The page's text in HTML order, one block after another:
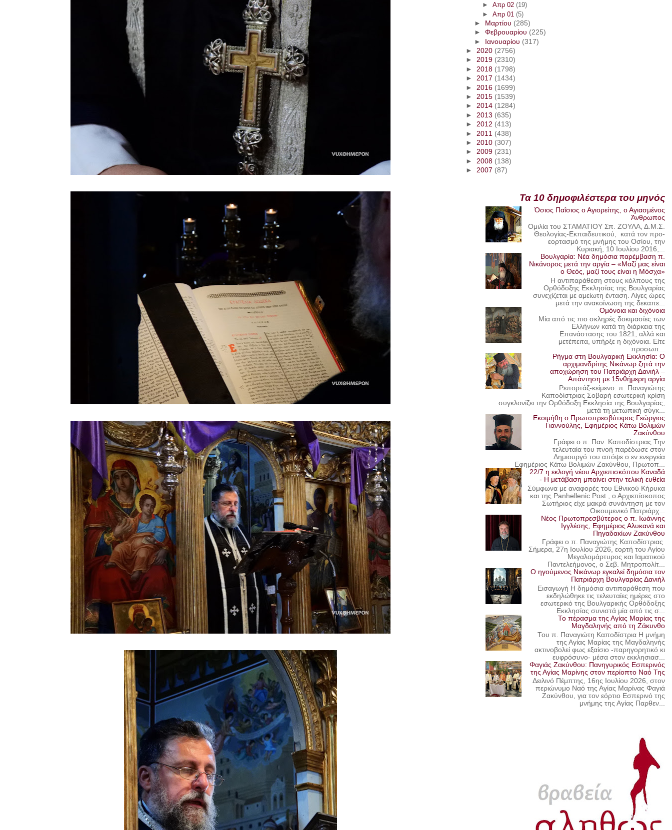
► Απρ 02 (19)
► Απρ 01 (5)
►
Μαρτίου (285)
► Φεβρουαρίου (225)
► Ιανουαρίου (317)
►2020 (2756)
►2019 (2310)
► 2018 (1798)
►2017 (1434)
► 2016 (1699)
► 2015 (1539)
►2014 (1284)
► 2013 (635)
►2012 (413)
► 2011 (438)
► 2010 (307)
►2009 (231)
► 2008 (138)
►2007 (87)
Τα 10 δημοφιλέστερα του μηνός
Όσιος Παΐσιος ο Αγιορείτης, ο Αγιασμένος
Άνθρωπος
Ομιλία του ΣΤΑΜΑΤΙΟΥ Σπ. ΖΟΥΛΑ, Δ.Μ.Σ.
Θεολογίας-Εκπαιδευτικού, κατά τον προ-
εορτασμό της μνήμης του Οσίου, την
Κυριακή, 10 Ιουλίου 2016,...
Βουλγαρία: Νέα δημόσια παρέμβαση π.
Νικάνορος μετά την αργία – «Μαζί μας είναι
ο Θεός, μαζί τους είναι η Μόσχα»
Η αντιπαράθεση στους κόλπους της
Ορθόδοξης Εκκλησίας της Βουλγαρίας
συνεχίζεται με αμείωτη ένταση. Λίγες ώρες
μετά την ανακοίνωση της δεκαπε...
Ομόνοια και διχόνοια
Μία από τις πιο σκληρές δοκιμασίες των
Ελλήνων κατά τη διάρκεια της
Επανάστασης του 1821, αλλά και
μετέπειτα, υπήρξε η διχόνοια. Είτε
προσωπ...
Ρήγμα στη Βουλγαρική Εκκλησία: Ο
αρχιμανδρίτης Νικάνωρ ζητά την
αποχώρηση του Πατριάρχη Δανιήλ –
Απάντηση με 15νθήμερη αργία
Ρεπορτάζ-κείμενο: π. Παναγιώτης
Καποδίστριας Σοβαρή εσωτερική κρίση
συγκλονίζει την Ορθόδοξη Εκκλησία της Βουλγαρίας,
μετά τη μετωπική σύγκ...
Εκοιμήθη ο Πρωτοπρεσβύτερος Γεώργιος
Γιαννούλης, Εφημέριος Κάτω Βολιμών
Ζακύνθου
Γράφει ο π. Παν. Καποδίστριας Την
τελευταία του πνοή παρέδωσε στον
Δημιουργό του απόψε ο εν ενεργεία
Εφημέριος Κάτω Βολιμών Ζακύνθου, Πρωτοπ...
22/7 η εκλογή νέου Αρχιεπισκόπου Καναδά
- Η μετάβαση μπαίνει στην τελική ευθεία
Σύμφωνα με αναφορές του Εθνικού Κήρυκα
και της Panhellenic Post , ο Αρχιεπίσκοπος
Σωτήριος είχε μακρά συνάντηση με τον
Οικουμενικό Πατριάρχ...
Νέος Πρωτοπρεσβύτερος ο π. Ιωάννης
Ιγγλέσης, Εφημέριος Αλυκανά και
Πηγαδακίων Ζακύνθου
Γράφει ο π. Παναγιώτης Καποδίστριας
Σήμερα, 27η Ιουλίου 2026, εορτή του Αγίου
Μεγαλομάρτυρος και Ιαματικού
Παντελεήμονος, ο Σεβ. Μητροπολίτ...
Ο ηγούμενος Νικάνωρ εγκαλεί δημόσια τον
Πατριάρχη Βουλγαρίας Δανιήλ
Εισαγωγή Η δημόσια αντιπαράθεση που
εκδηλώθηκε τις τελευταίες ημέρες στο
εσωτερικό της Βουλγαρικής Ορθόδοξης
Εκκλησίας συνιστά μία από τις σ...
Το πέρασμα της Αγίας Μαρίας της
Μαγδαληνής από τη Ζάκυνθο
Του π. Παναγιώτη Καποδίστρια Η μνήμη
της Αγίας Μαρίας της Μαγδαληνής
ακτινοβολεί φως εξαίσιο -παρηγορητικό κι
ευφρόσυνο- μέσα στον εκκλησιασ...
Φαγιάς Ζακύνθου: Πανηγυρικός Εσπερινός
της Αγίας Μαρίνης στον περίοπτο Ναό Της
Δειλινό Πέμπτης, 16ης Ιουλίου 2026, στον
περιώνυμο Ναό της Αγίας Μαρίνας Φαγιά
Ζακύνθου, για τον εόρτιο Εσπερινό της
μνήμης της Αγίας Παρθεν...